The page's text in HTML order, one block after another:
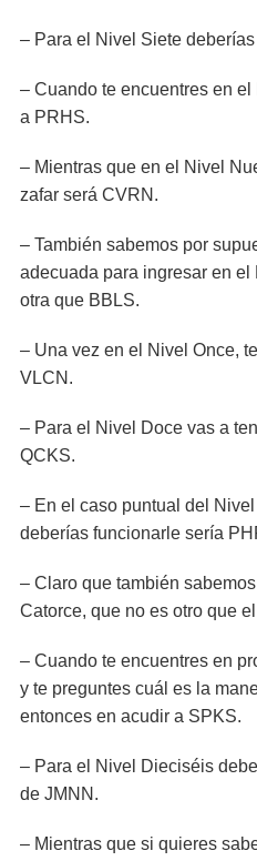
– Para el Nivel Siete
– Cuando te encuentres en
a PRHS.
– Mientras que en el Nivel
zafar será CVRN.
– También sabemos por
adecuada para ingresar en
otra que BBLS.
– Una vez en el Nivel Once,
VLCN.
– Para el Nivel Doce vas a
QCKS.
– En el caso puntual del
deberías funcionarle sería
– Claro que también
Catorce, que no es otro que
– Cuando te encuentres en
y te preguntes cuál es la
entonces en acudir a SPKS.
– Para el Nivel Dieciséis
de JMNN.
– Mientras que si quieres